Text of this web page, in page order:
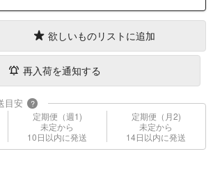
欲しいものリストに追加
再入荷を通知する
目安 ?
定期便（週1)
未定から
10日以内に発送
定期便（月2)
未定から
14日以内に発送